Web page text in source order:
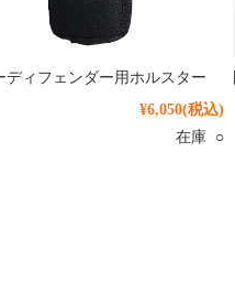
ディフェンダー用ホルスター
¥6,050(税込)
在庫 ○